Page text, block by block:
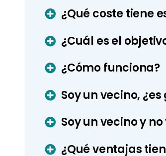
¿Qué coste tiene
¿Cuál es el
¿Cómo funciona?
Soy un vecino,
Soy un vecino y
¿Qué ventajas